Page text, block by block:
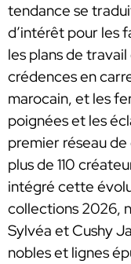
tendance se
d’intérêt pour les
les plans de
crédences en
marocain, et les
poignées et les
premier réseau
plus de 110
intégré cette
collections 2026,
Sylvéa et Cushy
nobles et lignes